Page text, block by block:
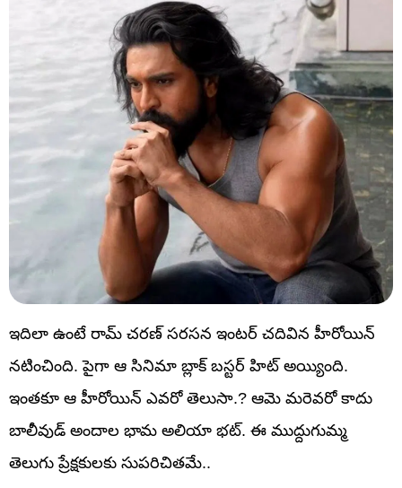
ఇదిలా ఉంటే రామ్ చరణ్ సరసన ఇంటర్ చదివిన హీరోయిన్
నటించింది. పైగా ఆ సినిమా బ్లాక్ బస్టర్ హిట్ అయ్యింది.
ఇంతకూ ఆ హీరోయిన్ ఎవరో తెలుసా.? ఆమె మరెవరో కాదు
బాలీవుడ్ అందాల భామ అలియా భట్. ఈ ముద్దుగుమ్మ
తెలుగు ప్రేక్షకులకు సుపరిచితమే..